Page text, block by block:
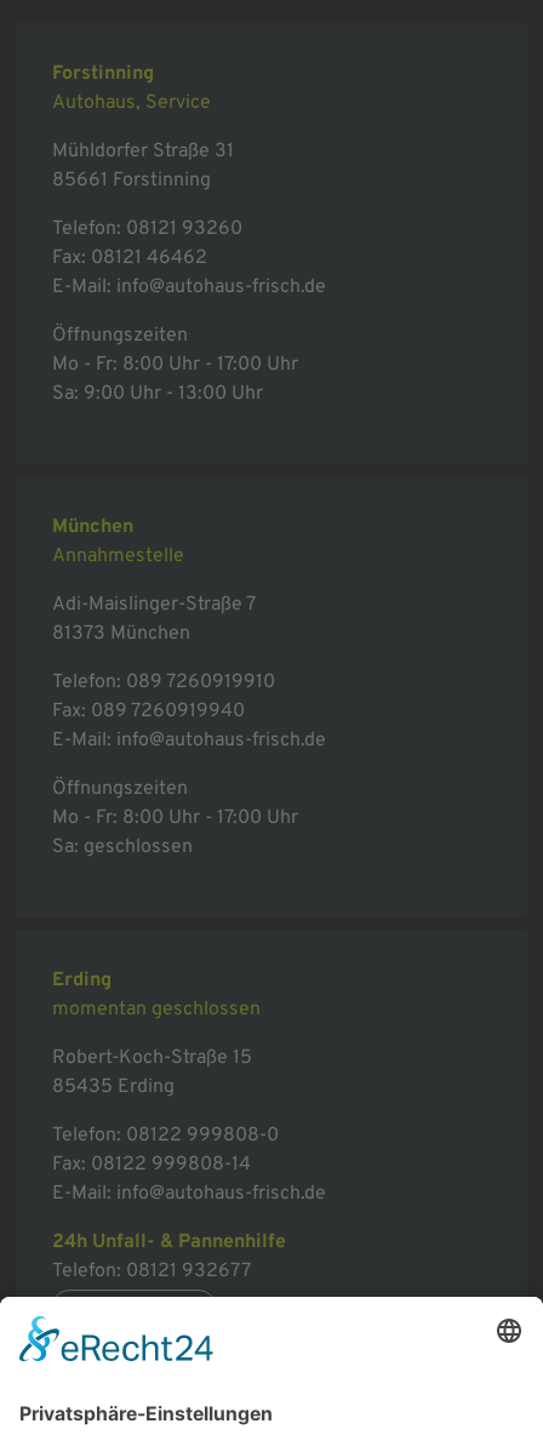
Forstinning
Autohaus, Service
Mühldorfer Straße 31
85661 Forstinning
Telefon: 08121 93260
Fax: 08121 46462
E-Mail: info@autohaus-frisch.de
Öffnungszeiten
Mo - Fr: 8:00 Uhr - 17:00 Uhr
Sa: 9:00 Uhr - 13:00 Uhr
München
Annahmestelle
Adi-Maislinger-Straße 7
81373 München
Telefon: 089 7260919910
Fax: 089 7260919940
E-Mail: info@autohaus-frisch.de
Öffnungszeiten
Mo - Fr: 8:00 Uhr - 17:00 Uhr
Sa: geschlossen
Erding
momentan geschlossen
Robert-Koch-Straße 15
85435 Erding
Telefon: 08122 999808-0
Fax: 08122 999808-14
E-Mail: info@autohaus-frisch.de
24h Unfall- & Pannenhilfe
Telefon: 08121 932677
Sitemap